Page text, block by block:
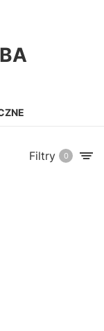
Filtry 0